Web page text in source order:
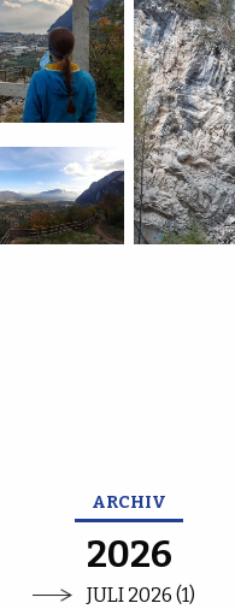
ARCHIV
2026
JULI 2026 (1)